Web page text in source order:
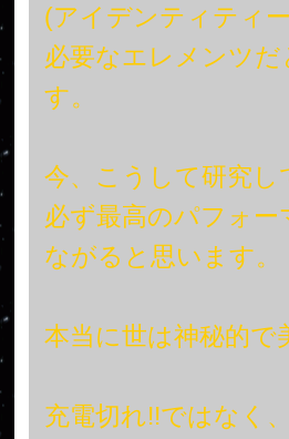
(アイデンティティー
必要なエレメンツだ
す。
今、こうして研究し
必ず最高のパフォー
ながると思います。
本当に世は神秘的で
充電切れ!!ではなく